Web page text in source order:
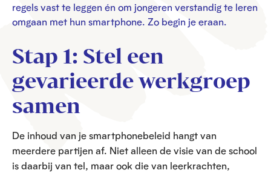
regels vast te leggen én om jongeren verstandig te leren
omgaan met hun smartphone. Zo begin je eraan.
Stap 1: Stel een
gevarieerde werkgroep
samen
De inhoud van je smartphonebeleid hangt van
meerdere partijen af. Niet alleen de visie van de school
is daarbij van tel, maar ook die van leerkrachten,